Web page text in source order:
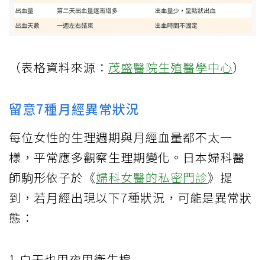
（表格資料來源： 茂盛醫院生殖醫學中心）
留意7種月經異常狀況
每位女性的生理週期與月經血量都不太一
樣，平常應多觀察生理期變化。日本婦科醫
師駒形依子於《婦科女醫的私密門診》提
到，若月經出現以下7種狀況，可能是異常狀
態：